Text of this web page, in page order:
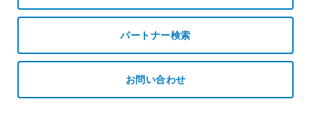
パートナー検索
お問い合わせ